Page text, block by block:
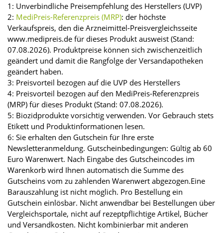
1: Unverbindliche Preisempfehlung des Herstellers (UVP)
2: MediPreis-Referenzpreis (MRP): der höchste
Verkaufspreis, den die Arzneimittel-Preisvergleichsseite
www.medipreis.de für dieses Produkt ausweist (Stand:
07.08.2026). Produktpreise können sich zwischenzeitlich
geändert und damit die Rangfolge der Versandapotheken
geändert haben.
3: Preisvorteil bezogen auf die UVP des Herstellers
4: Preisvorteil bezogen auf den MediPreis-Referenzpreis
(MRP) für dieses Produkt (Stand: 07.08.2026).
5: Biozidprodukte vorsichtig verwenden. Vor Gebrauch stets
Etikett und Produktinformationen lesen.
6: Sie erhalten den Gutschein für Ihre erste
Newsletteranmeldung. Gutscheinbedingungen: Gültig ab 60
Euro Warenwert. Nach Eingabe des Gutscheincodes im
Warenkorb wird Ihnen automatisch die Summe des
Gutscheins vom zu zahlenden Warenwert abgezogen.Eine
Barauszahlung ist nicht möglich. Pro Bestellung ein
Gutschein einlösbar. Nicht anwendbar bei Bestellungen über
Vergleichsportale, nicht auf rezeptpflichtige Artikel, Bücher
und Versandkosten. Nicht kombinierbar mit anderen